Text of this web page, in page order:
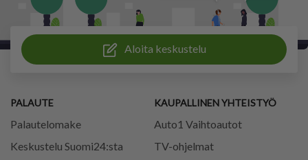
Aloita keskustelu
PALAUTE
Palautelomake
Keskustelu Suomi24:sta
KAUPALLINEN YHTEISTYÖ
Auto1 Vaihtoautot
TV-ohjelmat